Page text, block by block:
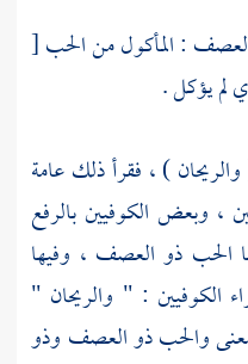
: المأكول من الحب[
لم يؤكل .
) ، فقرأ ذلك عامة
، وبعض الكوفيين بالرفع
الحب ذو العصف ، وفيها
الكوفيين : " والريحان "
والحب ذو العصف وذو